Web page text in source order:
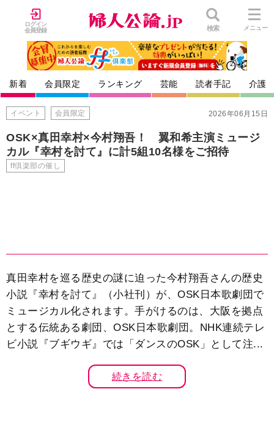
ログイン
会員登録
検索 メニュー
新着 会員限定 ランキング 芸能 読者手記 介護
2026年06月15日
イベント 会員限定
OSK×真田幸村×今村翔吾！ 翼和希主演ミュージ
カル『幸村を討て』に計5組10名様をご招待
ff倶楽部の催し
真田幸村を巡る歴史の謎に迫った今村翔吾さんの歴史
小説『幸村を討て』（小社刊）が、OSK日本歌劇団で
ミュージカル化されます。手がけるのは、大阪を拠点
とする伝統ある劇団、OSK日本歌劇団。NHK連続テレ
ビ小説『ブギウギ』では「ダンスのOSK」として注...
続きを読む